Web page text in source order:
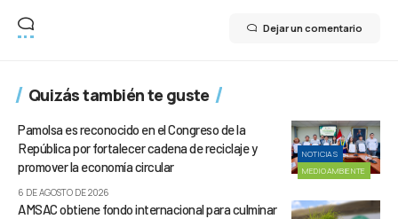
Dejar un comentario
Quizás también te guste
NOTICIAS
MEDIOAMBIENTE
Pamolsa es reconocido en el Congreso de la
República por fortalecer cadena de reciclaje y
promover la economía circular
6 DE AGOSTO DE 2026
AMSAC obtiene fondo internacional para culminar